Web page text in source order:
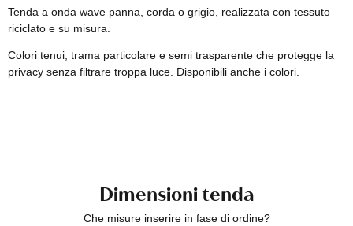
Tenda a onda wave panna, corda o grigio, realizzata con tessuto
riciclato e su misura.
Colori tenui, trama particolare e semi trasparente che protegge la
privacy senza filtrare troppa luce. Disponibili anche i colori.
Dimensioni tenda
Che misure inserire in fase di ordine?